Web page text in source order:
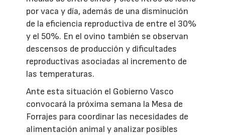
por vaca y día, además de una disminución
de la eficiencia reproductiva de entre el 30%
y el 50%. En el ovino también se observan
descensos de producción y dificultades
reproductivas asociadas al incremento de
las temperaturas.
Ante esta situación el Gobierno Vasco
convocará la próxima semana la Mesa de
Forrajes para coordinar las necesidades de
alimentación animal y analizar posibles